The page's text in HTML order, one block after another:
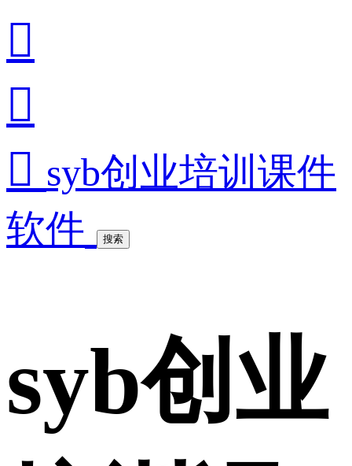


 syb创业培训课件
软件
搜索
syb创业